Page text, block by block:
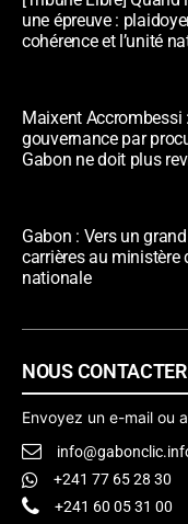
une épreuve :
cohérence et l’unité
Maixent Accrombessi
gouvernance par
Gabon ne doit plus
Gabon : Vers un
carrières au ministère
nationale
NOUS CONTACTER
Envoyez un e-mail ou
+241 77 65 28 30
+241 60 05 31 00